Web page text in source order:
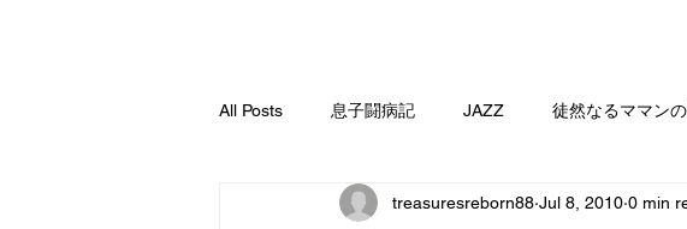
All Posts 息子闘病記 JAZZ 徒然なるママン
treasuresreborn88 Jul 8, 2010 0 min